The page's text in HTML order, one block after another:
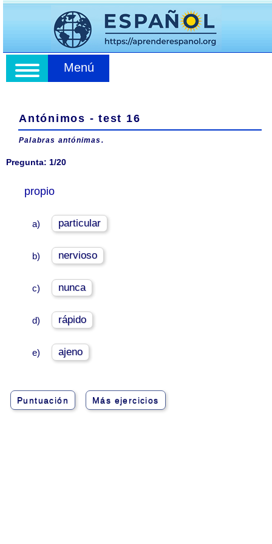
Menú
Antónimos - test 16
Palabras antónimas.
Pregunta: 1/20
propio
a) particular
b) nervioso
c) nunca
d) rápido
e) ajeno
Puntuación Más ejercicios